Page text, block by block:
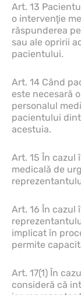
Art. 13
o intervenţie
răspunderea
sau ale opririi
pacientului.
Art. 14 Când
este necesară
personalul
pacientului
acestuia.
Art. 15 În cazul
medicală de
Art. 16 În cazul
implicat în
permite
Art. 17(1) În
consideră că